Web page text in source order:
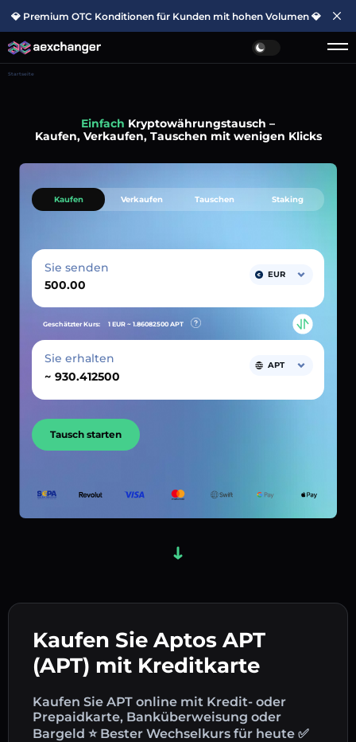
💎 Premium OTC Konditionen für Kunden mit hohen Volumen 💎
Startseite
Einfach Kryptowährungstausch –
Kaufen, Verkaufen, Tauschen mit wenigen Klicks
Kaufen Sie Aptos APT
(APT) mit Kreditkarte
Kaufen Sie APT online mit Kredit- oder
Prepaidkarte, Banküberweisung oder
Bargeld ⭐ Bester Wechselkurs für heute ✅
Kaufen Verkaufen Tauschen Staking
Sie senden EUR
Geschätzter Kurs: 1 EUR ~ 1.86082500 APT
Sie erhalten
~
APT
Tausch starten